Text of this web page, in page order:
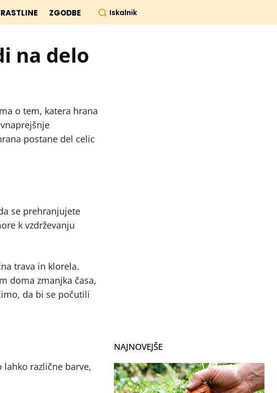
ZGODBE Iskalnik
na delo
o tem, katera hrana
postane del celic
se prehranjujete
k vzdrževanju
trava in klorela.
doma zmanjka časa,
da bi se počutili
različne barve,
NAJNOVEJŠE